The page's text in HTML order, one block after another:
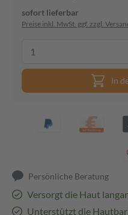
sofort lieferbar
Preise inkl. MwSt. ggf. zzgl.
In
Persönliche Beratung
Versorgt die Haut
Unterstützt die